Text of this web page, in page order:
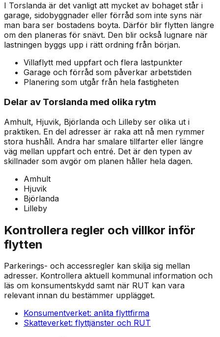
I Torslanda är det vanligt att mycket av bohaget står i
garage, sidobyggnader eller förråd som inte syns när
man bara ser bostadens boyta. Därför blir flytten längre
om den planeras för snävt. Den blir också lugnare när
lastningen byggs upp i rätt ordning från början.
Villaflytt med uppfart och flera lastpunkter
Garage och förråd som påverkar arbetstiden
Planering som utgår från hela fastigheten
Delar av Torslanda med olika rytm
Amhult, Hjuvik, Björlanda och Lilleby ser olika ut i
praktiken. En del adresser är raka att nå men rymmer
stora hushåll. Andra har smalare tillfarter eller längre
väg mellan uppfart och entré. Det är den typen av
skillnader som avgör om planen håller hela dagen.
Amhult
Hjuvik
Björlanda
Lilleby
Kontrollera regler och villkor inför
flytten
Parkerings- och accessregler kan skilja sig mellan
adresser. Kontrollera aktuell kommunal information och
läs om konsumentskydd samt när RUT kan vara
relevant innan du bestämmer upplägget.
Konsumentverket: anlita flyttfirma
Skatteverket: flyttjänster och RUT